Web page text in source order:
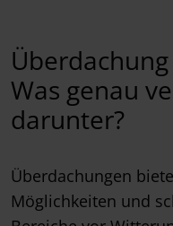
Was genau
darunter?
Überdachungen
Möglichkeiten und